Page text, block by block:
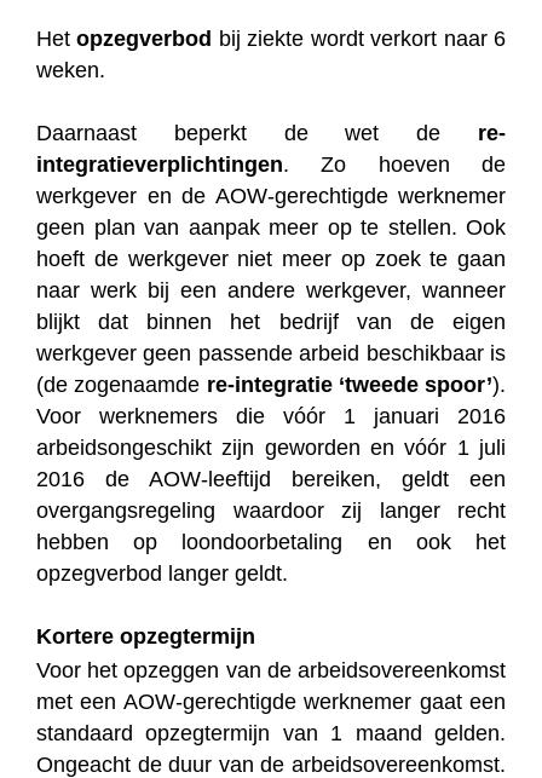
Hetopzegverbod bij ziekte wordt verkort naar 6
weken.
Daarnaast beperkt de wet de re-
integratieverplichtingen. Zo hoeven de
werkgever en de AOW-gerechtigde werknemer
geen plan van aanpak meer op te stellen. Ook
hoeft de werkgever niet meer op zoek te gaan
naar werk bij een andere werkgever, wanneer
blijkt dat binnen het bedrijf van de eigen
werkgever geen passende arbeid beschikbaar is
(de zogenaamde re-integratie ‘tweede spoor’).
Voor werknemers die vóór 1 januari 2016
arbeidsongeschikt zijn geworden en vóór 1 juli
2016 de AOW-leeftijd bereiken, geldt een
overgangsregeling waardoor zij langer recht
hebben op loondoorbetaling en ook het
opzegverbod langer geldt.
Kortere opzegtermijn
Voor het opzeggen van de arbeidsovereenkomst
met een AOW-gerechtigde werknemer gaat een
standaard opzegtermijn van 1 maand gelden.
Ongeacht de duur van de arbeidsovereenkomst.